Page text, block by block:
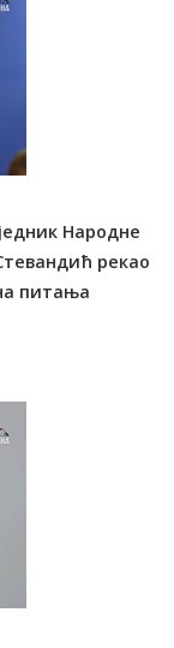
Народне
рекао
питања